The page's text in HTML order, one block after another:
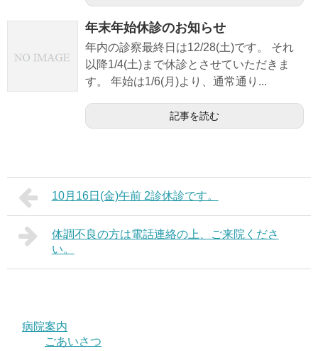
年末年始休診のお知らせ
年内の診察最終日は12/28(土)です。 それ
以降1/4(土)まで休診とさせていただきま
す。 年始は1/6(月)より、通常通り...
記事を読む
10月16日(金)午前 2診休診です。
体調不良の方は電話連絡の上、ご来院くださ
い。
病院案内
ごあいさつ